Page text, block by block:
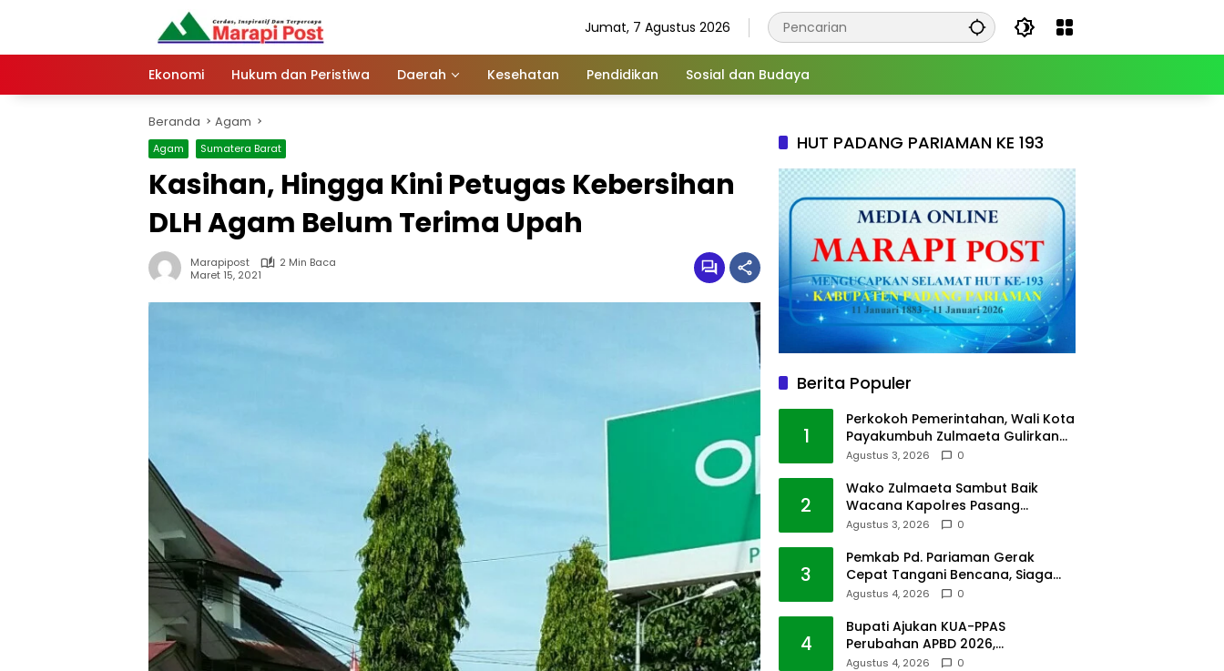
Jumat, 7 Agustus 2026
Ekonomi Hukum dan Peristiwa Daerah Kesehatan Pendidikan Sosial dan Budaya
Beranda Agam
Agam Sumatera Barat
Kasihan, Hingga Kini Petugas Kebersihan
DLH Agam Belum Terima Upah
Marapipost
2 Min Baca
Maret 15, 2021
HUT PADANG PARIAMAN KE 193
Berita Populer
1
Perkokoh Pemerintahan, Wali Kota
Payakumbuh Zulmaeta Gulirkan
Jabatan
Agustus 3, 2026 0
2
Wako Zulmaeta Sambut Baik
Wacana Kapolres Pasang
Kamera Pantau Lalin
Agustus 3, 2026 0
3
Pemkab Pd. Pariaman Gerak
Cepat Tangani Bencana, Siaga
Cuaca Ekstrem
Agustus 4, 2026 0
4
Bupati Ajukan KUA-PPAS
Perubahan APBD 2026,
Pendapatan Pasbar Naik 15
Agustus 4, 2026 0